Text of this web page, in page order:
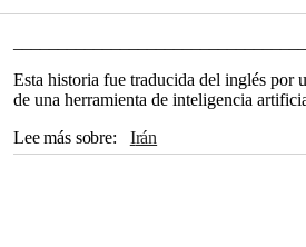
Esta historia fue traducida del inglés por
de una herramienta de inteligencia
Lee más sobre
Irán